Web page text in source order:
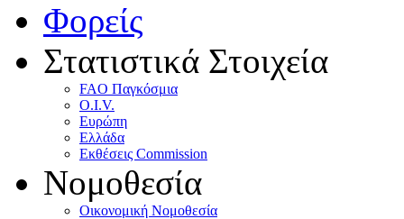
Φορείς
Στατιστικά Στοιχεία
FAO Παγκόσμια
O.I.V.
Ευρώπη
Ελλάδα
Eκθέσεις Commission
Νομοθεσία
Οικονομική Νομοθεσία